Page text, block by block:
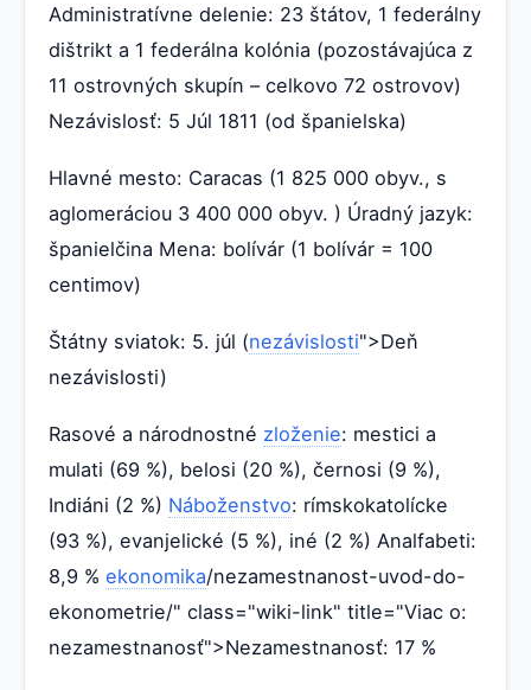
Administratívne delenie: 23 štátov, 1 federálny
dištrikt a 1 federálna kolónia (pozostávajúca z
11 ostrovných skupín – celkovo 72 ostrovov)
Nezávislosť: 5 Júl 1811 (od španielska)
Hlavné mesto: Caracas (1 825 000 obyv., s
aglomeráciou 3 400 000 obyv. ) Úradný jazyk:
španielčina Mena: bolívár (1 bolívár = 100
centimov)
Štátny sviatok: 5. júl (nezávislosti">Deň
nezávislosti)
Rasové a národnostné zloženie: mestici a
mulati (69 %), belosi (20 %), černosi (9 %),
Indiáni (2 %) Náboženstvo: rímskokatolícke
(93 %), evanjelické (5 %), iné (2 %) Analfabeti:
8,9 % ekonomika/nezamestnanost-uvod-do-
ekonometrie/" class="wiki-link" title="Viac o:
nezamestnanosť">Nezamestnanosť: 17 %